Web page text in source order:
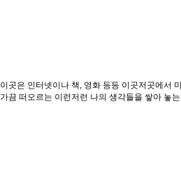
이곳은 인터넷이나 책, 영화 등등 이곳저곳에서
가끔 떠오르는 이런저런 나의 생각들을 쌓아 놓